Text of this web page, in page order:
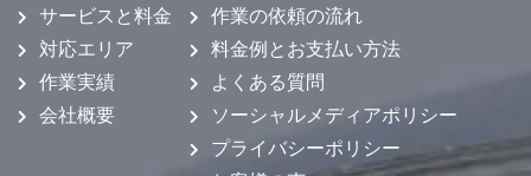
サービスと料金
対応エリア
作業実績
会社概要
作業の依頼の流れ
料金例とお支払い方法
よくある質問
ソーシャルメディアポリシー
プライバシーポリシー